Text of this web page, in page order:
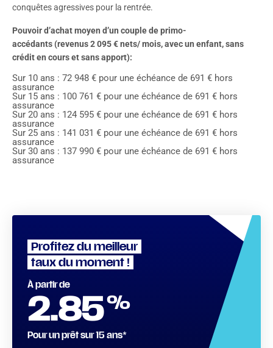
conquêtes agressives pour la rentrée.
Pouvoir d’achat moyen d’un couple de primo-
accédants (revenus 2 095 € nets/ mois, avec un enfant, sans
crédit en cours et sans apport):
Sur 10 ans : 72 948 € pour une échéance de 691 € hors
assurance
Sur 15 ans : 100 761 € pour une échéance de 691 € hors
assurance
Sur 20 ans : 124 595 € pour une échéance de 691 € hors
assurance
Sur 25 ans : 141 031 € pour une échéance de 691 € hors
assurance
Sur 30 ans : 137 990 € pour une échéance de 691 € hors
assurance
Profitez du meilleur
taux du moment !
À partir de
2.85%
Pour un prêt sur 15 ans*